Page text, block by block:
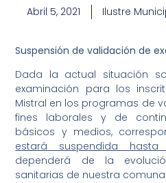
Abril 5, 2021 Ilustre
Suspensión de validación de
Dada la actual situación
examinación para los
Mistral en los programas de
fines laborales y de
básicos y medios,
estará suspendida
dependerá de la
sanitarias de nuestra comuna.